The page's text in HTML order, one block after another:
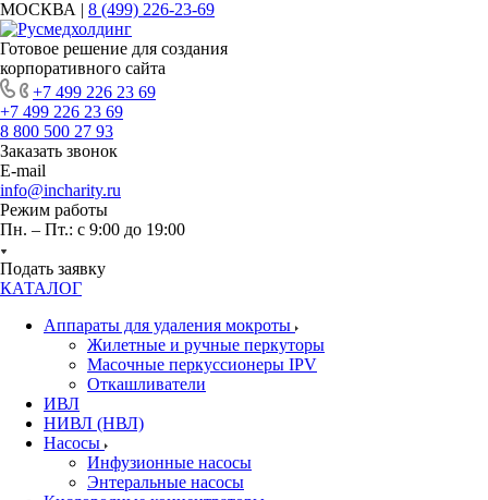
МОСКВА | 8 (499) 226-23-69
Готовое решение для создания
корпоративного сайта
+7 499 226 23 69
+7 499 226 23 69
8 800 500 27 93
Заказать звонок
E-mail
info@incharity.ru
Режим работы
Пн. – Пт.: с 9:00 до 19:00
Подать заявку
КАТАЛОГ
Аппараты для удаления мокроты
Жилетные и ручные перкуторы
Масочные перкуссионеры IPV
Откашливатели
ИВЛ
НИВЛ (НВЛ)
Насосы
Инфузионные насосы
Энтеральные насосы